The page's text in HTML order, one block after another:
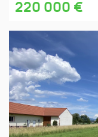
220 000 €